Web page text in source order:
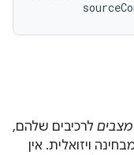
מצבים לרכיבים שלהם,
ויזואלית. אין